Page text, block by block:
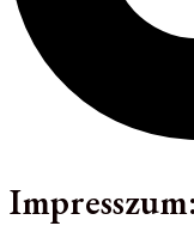
Impresszum: